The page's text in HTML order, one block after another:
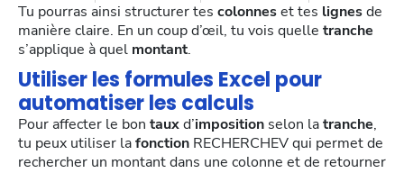
Tu pourras ainsi structurer tes colonneset tes lignesde
manière claire. En un coup d’œil, tu vois quelle tranche
s’applique à quel montant.
Utiliser les formules Excel pour
automatiser les calculs
Pour affecter le bon tauxd’imposition selon latranche,
tu peux utiliser lafonction RECHERCHEV qui permet de
rechercher un montant dans une colonne et de retourner